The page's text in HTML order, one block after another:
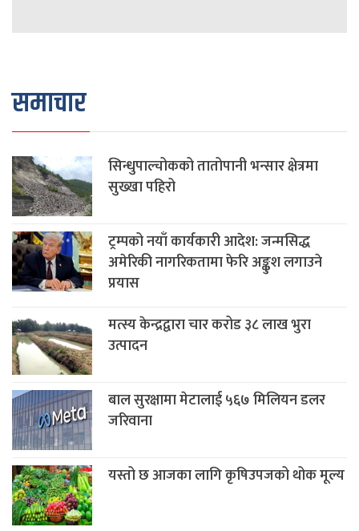
समाचार
सिन्धुपाल्चोकको तातोपानी भन्सार क्षेत्रमा
सुख्खा पहिरो
ट्रम्पको नयाँ कार्यकारी आदेश: जन्मसिद्ध
अमेरिकी नागरिकतामा फेरि अङ्कुश लगाउने
प्रयास
मत्स्य केन्द्रद्वारा चार करोड ३८ लाख भुरा
उत्पादन
बाल सुरक्षामा मेटालाई ५६७ मिलियन डलर
जरिवाना
यस्तो छ आजका लागि कृषिउपजको थोक मूल्य